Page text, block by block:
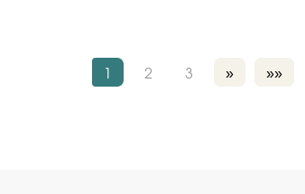
1 2 3 » »»